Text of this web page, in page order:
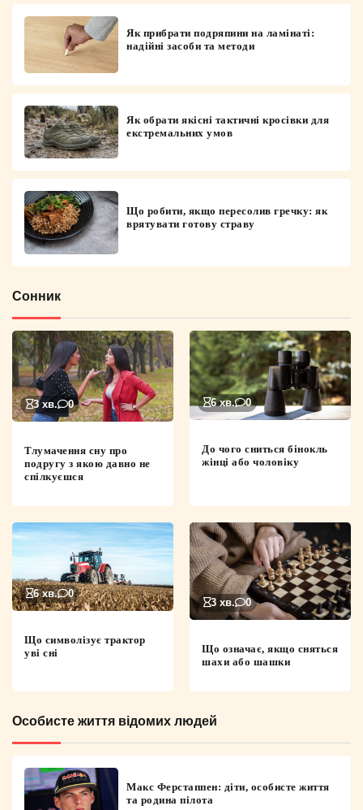
Як прибрати подряпини на ламінаті:
надійні засоби та методи
Як обрати якісні тактичні кросівки для
екстремальних умов
Що робити, якщо пересолив гречку: як
врятувати готову страву
Сонник
3 хв. 0
Тлумачення сну про
подругу з якою давно не
спілкуєшся
6 хв. 0
До чого сниться бінокль
жінці або чоловіку
6 хв. 0
Що символізує трактор
уві сні
3 хв. 0
Що означає, якщо сняться
шахи або шашки
Особисте життя відомих людей
Макс Ферстаппен: діти, особисте життя
та родина пілота